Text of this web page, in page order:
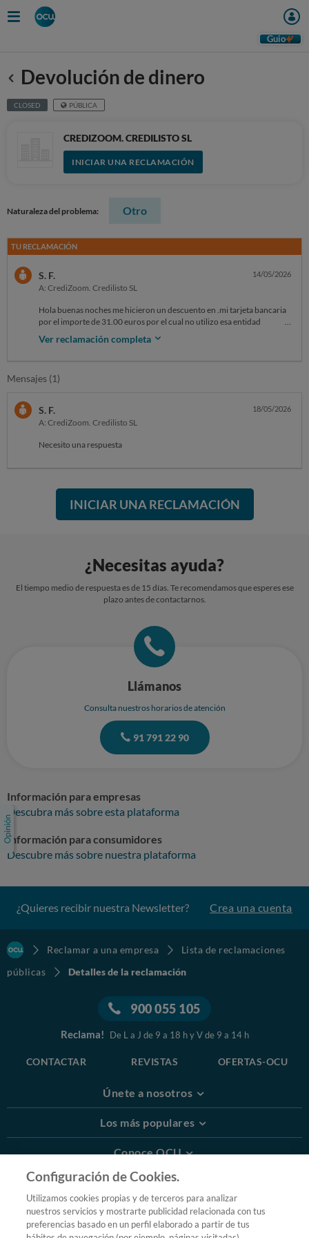
Guio
Anterior
Devolución de dinero
CLOSED PÚBLICA
CREDIZOOM. CREDILISTO SL
INICIAR UNA RECLAMACIÓN
Naturaleza del problema: Otro
TU RECLAMACIÓN
S. F.
A: CrediZoom. Credilisto SL
14/05/2026
Hola buenas noches me hicieron un descuento en .mi tarjeta bancaria
por el importe de 31.00 euros por el cual no utilizo esa entidad
necesito me devuelvan mi dinero
Ver reclamación completa
Mensajes (1)
S. F.
A: CrediZoom. Credilisto SL
18/05/2026
Necesito una respuesta
INICIAR UNA RECLAMACIÓN
¿Necesitas ayuda?
El tiempo medio de respuesta es de 15 días. Te recomendamos que esperes ese
plazo antes de contactarnos.
Llámanos
Consulta nuestros horarios de atención
91 791 22 90
Información para empresas
Descubra más sobre esta plataforma
Información para consumidores
Descubre más sobre nuestra plataforma
¿Quieres recibir nuestra Newsletter? Crea una cuenta
Reclamar a una empresa
Lista de reclamaciones
públicas
Detalles de la reclamación
900 055 105
Reclama! De L a J de 9 a 18 h y V de 9 a 14 h
CONTACTAR REVISTAS OFERTAS-OCU
Únete a nosotros
Los más populares
Conoce OCU
Más Información
© 2026 OCU
Condiciones generales de contratación de OCU
Configuración de Cookies.
Utilizamos cookies propias y de terceros para analizar
nuestros servicios y mostrarte publicidad relacionada con tus
preferencias basado en un perfil elaborado a partir de tus